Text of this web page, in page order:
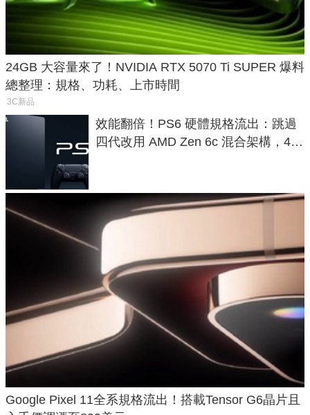
24GB 大容量來了！NVIDIA RTX 5070 Ti SUPER 爆料
總整理：規格、功耗、上市時間
3C新品
效能翻倍！PS6 硬體規格流出：跳過
四代改用 AMD Zen 6c 混合架構，4K
Google Pixel 11全系規格流出！搭載Tensor G6晶片且